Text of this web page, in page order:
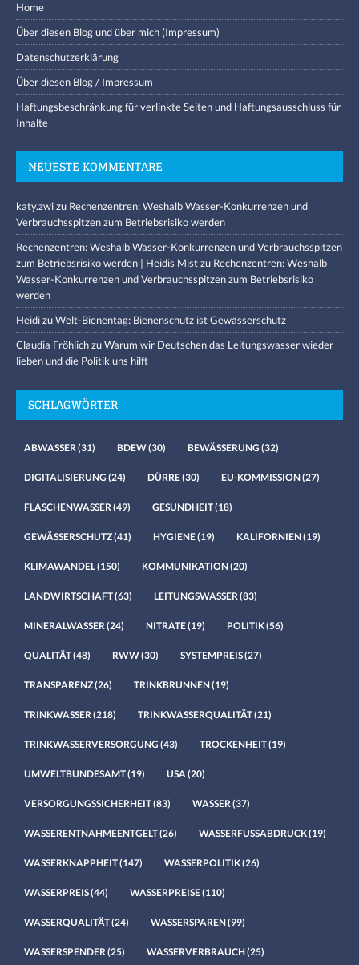
Home
Über diesen Blog und über mich (Impressum)
Datenschutzerklärung
Über diesen Blog / Impressum
Haftungsbeschränkung für verlinkte Seiten und Haftungsausschluss für
Inhalte
NEUESTE KOMMENTARE
katy.zwizu Rechenzentren: Weshalb Wasser-Konkurrenzen und
Verbrauchsspitzen zum Betriebsrisiko werden
Rechenzentren: Weshalb Wasser-Konkurrenzen und Verbrauchsspitzen
zum Betriebsrisiko werden | Heidis Mistzu Rechenzentren: Weshalb
Wasser-Konkurrenzen und Verbrauchsspitzen zum Betriebsrisiko
werden
HeidizuWelt-Bienentag: Bienenschutz ist Gewässerschutz
Claudia FröhlichzuWarum wir Deutschen das Leitungswasser wieder
lieben und die Politik uns hilft
SCHLAGWÖRTER
ABWASSER(31) BDEW(30) BEWÄSSERUNG (32)
DIGITALISIERUNG (24) DÜRRE(30) EU-KOMMISSION(27)
FLASCHENWASSER(49) GESUNDHEIT(18)
GEWÄSSERSCHUTZ(41) HYGIENE(19) KALIFORNIEN(19)
KLIMAWANDEL(150) KOMMUNIKATION(20)
LANDWIRTSCHAFT(63) LEITUNGSWASSER(83)
MINERALWASSER(24) NITRATE(19) POLITIK(56)
QUALITÄT(48) RWW(30) SYSTEMPREIS(27)
TRANSPARENZ(26) TRINKBRUNNEN(19)
TRINKWASSER(218) TRINKWASSERQUALITÄT(21)
TRINKWASSERVERSORGUNG (43) TROCKENHEIT(19)
UMWELTBUNDESAMT(19) USA(20)
VERSORGUNGSSICHERHEIT(83) WASSER(37)
WASSERENTNAHMEENTGELT(26) WASSERFUSSABDRUCK(19)
WASSERKNAPPHEIT(147) WASSERPOLITIK(26)
WASSERPREIS(44) WASSERPREISE(110)
WASSERQUALITÄT(24) WASSERSPAREN(99)
WASSERSPENDER(25) WASSERVERBRAUCH(25)